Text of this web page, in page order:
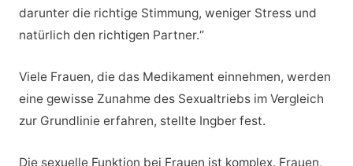
darunter die richtige Stimmung, weniger Stress und
natürlich den richtigen Partner.“
Viele Frauen, die das Medikament einnehmen, werden
eine gewisse Zunahme des Sexualtriebs im Vergleich
zur Grundlinie erfahren, stellte Ingber fest.
Die sexuelle Funktion bei Frauen ist komplex. Frauen,